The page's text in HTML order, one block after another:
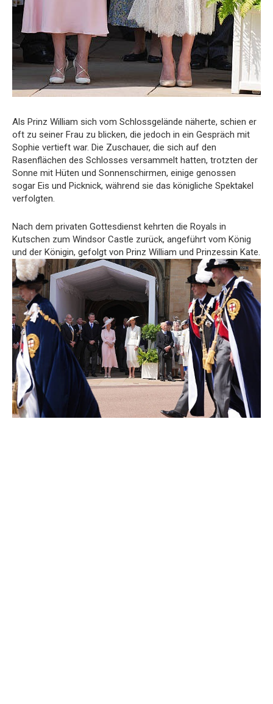
Als Prinz William sich vom Schlossgelände näherte, schien er
oft zu seiner Frau zu blicken, die jedoch in ein Gespräch mit
Sophie vertieft war. Die Zuschauer, die sich auf den
Rasenflächen des Schlosses versammelt hatten, trotzten der
Sonne mit Hüten und Sonnenschirmen, einige genossen
sogar Eis und Picknick, während sie das königliche Spektakel
verfolgten.
Nach dem privaten Gottesdienst kehrten die Royals in
Kutschen zum Windsor Castle zurück, angeführt vom König
und der Königin, gefolgt von Prinz William und Prinzessin Kate.